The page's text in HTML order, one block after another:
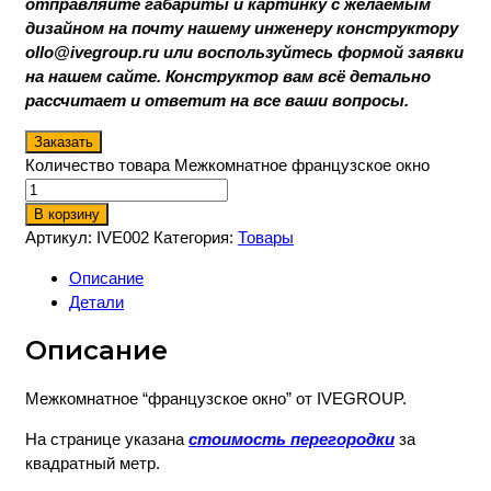
дизайном на почту нашему инженеру конструктору
ollo@ivegroup.ru или воспользуйтесь формой заявки
на нашем сайте. Конструктор вам всё детально
рассчитает и ответит на все ваши вопросы.
Заказать
Количество товара Межкомнатное французское окно
В корзину
Артикул: IVE002 Категория: Товары
Описание
Детали
Описание
Межкомнатное “французское окно” от IVEGROUP.
На странице указана стоимость перегородки за
квадратный метр.